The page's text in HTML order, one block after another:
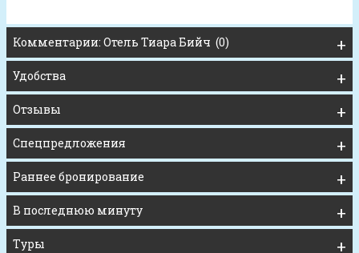
Комментарии: Отель Тиара Бийч (0)
Удобства
Отзывы
Спецпредложения
Раннее бронирование
В последнюю минуту
Туры